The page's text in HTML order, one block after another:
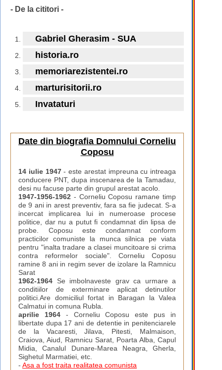
- De la cititori -
Gabriel Gherasim - SUA
historia.ro
memoriarezistentei.ro
marturisitorii.ro
Invataturi
Date din biografia Domnului Corneliu
Coposu
14 iulie 1947- este arestat impreuna cu intreaga
conducere PNT, dupa inscenarea de la Tamadau,
desi nu facuse parte din grupul arestat acolo.
1947-1956-1962 - Corneliu Coposu ramane timp
de 9 ani in arest preventiv, fara sa fie judecat. S-a
incercat implicarea lui in numeroase procese
politice, dar nu a putut fi condamnat din lipsa de
probe. Coposu este condamnat conform
practicilor comuniste la munca silnica pe viata
pentru "inalta tradare a clasei muncitoare si crima
contra reformelor sociale". Corneliu Coposu
ramine 8 ani in regim sever de izolare la Ramnicu
Sarat
1962-1964 Se imbolnaveste grav ca urmare a
conditiilor de exterminare aplicat detinutilor
politici.Are domiciliul fortat in Baragan la Valea
Calmatui in comuna Rubla.
aprilie 1964- Corneliu Coposu este pus in
libertate dupa 17 ani de detentie in penitenciarele
de la Vacaresti, Jilava, Pitesti, Malmaison,
Craiova, Aiud, Ramnicu Sarat, Poarta Alba, Capul
Midia, Canalul Dunare-Marea Neagra, Gherla,
Sighetul Marmatiei, etc.
- Asa a fost traita realitatea comunista